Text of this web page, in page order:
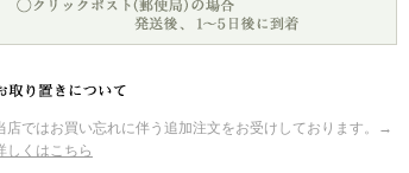
店ではお買い忘れに伴う追加注文をお受けしております。→
しくはこちら